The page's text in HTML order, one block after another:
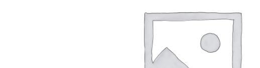
Electrónicos y Accesorios